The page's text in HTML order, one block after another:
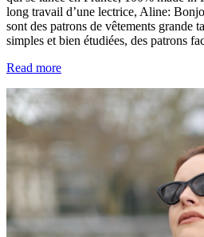
long travail d’une lectrice, Aline:
sont des patrons de vêtements grande
simples et bien étudiées, des patrons
Read more